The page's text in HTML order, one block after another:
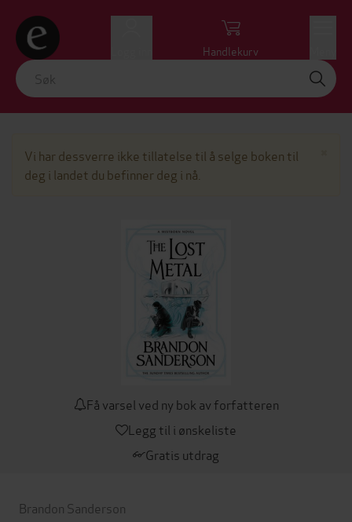
Handlekurv
Vi har dessverre ikke tillatelse til å selge boken til
deg i landet du befinner deg i nå.
Få varsel ved ny bok av forfatteren
Legg til i ønskeliste
Gratis utdrag
Brandon Sanderson